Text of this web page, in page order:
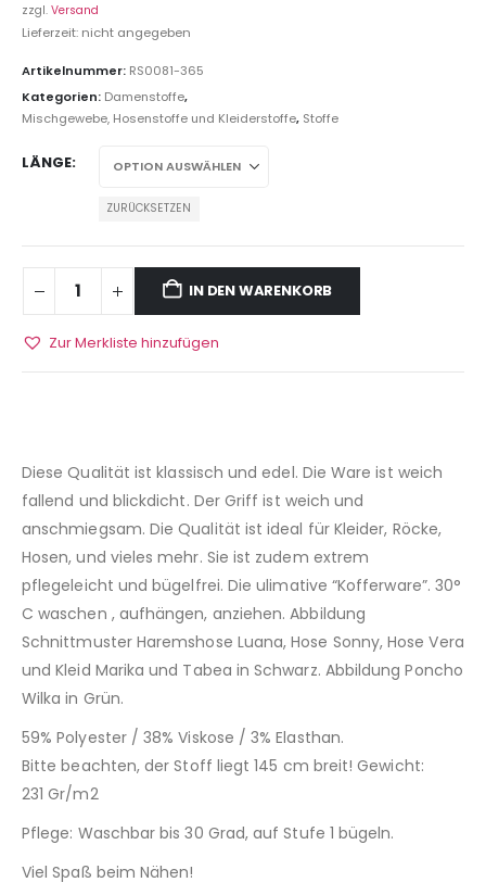
zzgl. Versand
Lieferzeit: nicht angegeben
Artikelnummer: RS0081-365
Kategorien: Damenstoffe,
Mischgewebe, Hosenstoffe und Kleiderstoffe, Stoffe
LÄNGE
ZURÜCKSETZEN
IN DEN WARENKORB
Zur Merkliste hinzufügen
Diese Qualität ist klassisch und edel. Die Ware ist weich
fallend und blickdicht. Der Griff ist weich und
anschmiegsam. Die Qualität ist ideal für Kleider, Röcke,
Hosen, und vieles mehr. Sie ist zudem extrem
pflegeleicht und bügelfrei. Die ulimative “Kofferware”. 30°
C waschen , aufhängen, anziehen. Abbildung
Schnittmuster Haremshose Luana, Hose Sonny, Hose Vera
und Kleid Marika und Tabea in Schwarz. Abbildung Poncho
Wilka in Grün.
59% Polyester / 38% Viskose / 3% Elasthan.
Bitte beachten, der Stoff liegt 145 cm breit! Gewicht:
231 Gr/m2
Pflege: Waschbar bis 30 Grad, auf Stufe 1 bügeln.
Viel Spaß beim Nähen!